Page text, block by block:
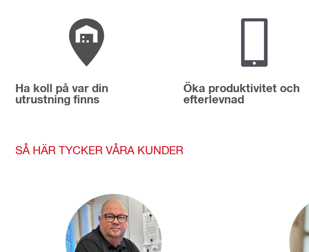
Ha koll på var din
utrustning finns
Öka produktivitet och
efterlevnad
SÅ HÄR TYCKER VÅRA KUNDER